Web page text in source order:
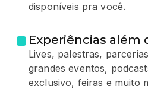
disponíveis pra você.
Experiências além
Lives, palestras,
grandes eventos,
exclusivo, feiras e muito